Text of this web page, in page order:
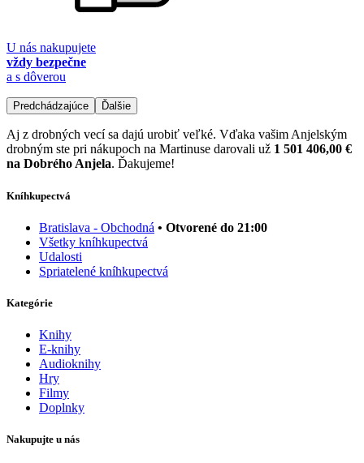
U nás nakupujete
vždy bezpečne
a s dôverou
Predchádzajúce Ďalšie
Aj z drobných vecí sa dajú urobiť veľké. Vďaka vašim Anjelským
drobným ste pri nákupoch na Martinuse darovali už 1 501 406,00 €
na Dobrého Anjela. Ďakujeme!
Kníhkupectvá
Bratislava - Obchodná • Otvorené do 21:00
Všetky kníhkupectvá
Udalosti
Spriatelené kníhkupectvá
Kategórie
Knihy
E-knihy
Audioknihy
Hry
Filmy
Doplnky
Nakupujte u nás